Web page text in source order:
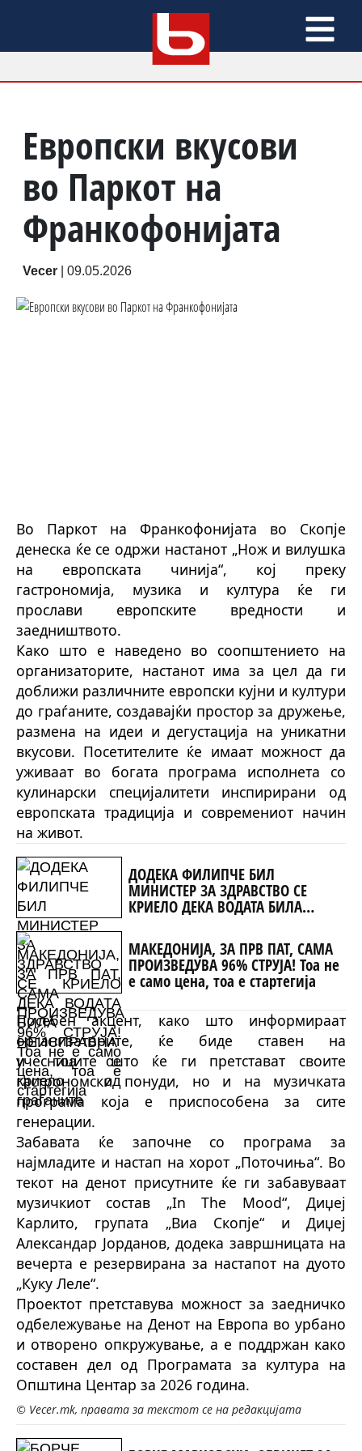
Европски вкусови
во Паркот на
Франкофонијата
Vecer 09.05.2026
Во Паркот на Франкофонијата во Скопје
денеска ќе се одржи настанот „Нож и вилушка
на европската чинија“, кој преку
гастрономија, музика и култура ќе ги
прослави европските вредности и
заедништвото.
Како што е наведено во соопштението на
организаторите, настанот има за цел да ги
доближи различните европски кујни и култури
до граѓаните, создавајќи простор за дружење,
размена на идеи и дегустација на уникатни
вкусови. Посетителите ќе имаат можност да
уживаат во богата програма исполнета со
кулинарски специјалитети инспирирани од
европската традиција и современиот начин
на живот.
ДОДЕКА ФИЛИПЧЕ БИЛ
МИНИСТЕР ЗА ЗДРАВСТВО СЕ
КРИЕЛО ДЕКА ВОДАТА БИЛА
граѓаните
МАКЕДОНИЈА, ЗА ПРВ ПАТ, САМА
ПРОИЗВЕДУВА 96% СТРУЈА! Тоа не
е само цена, тоа е стартегија
Посебен акцент, како што информираат
организаторите, ќе биде ставен на
учесниците што ќе ги претстават своите
гастрономски понуди, но и на музичката
програма која е приспособена за сите
генерации.
Забавата ќе започне со програма за
најмладите и настап на хорот „Поточиња“. Во
текот на денот присутните ќе ги забавуваат
музичкиот состав „In The Mood“, Диџеј
Карлито, групата „Виа Скопје“ и Диџеј
Александар Јорданов, додека завршницата на
вечерта е резервирана за настапот на дуото
„Куку Леле“.
Проектот претставува можност за заедничко
одбележување на Денот на Европа во урбано
и отворено опкружување, а е поддржан како
составен дел од Програмата за култура на
Општина Центар за 2026 година.
© Vecer.mk, правата за текстот се на редакцијата